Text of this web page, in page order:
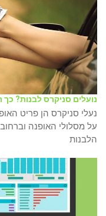
נועלים סניקרס לבנות? כך
נעלי סניקרס הן פריט
על מסלולי האופנה
הלבנות